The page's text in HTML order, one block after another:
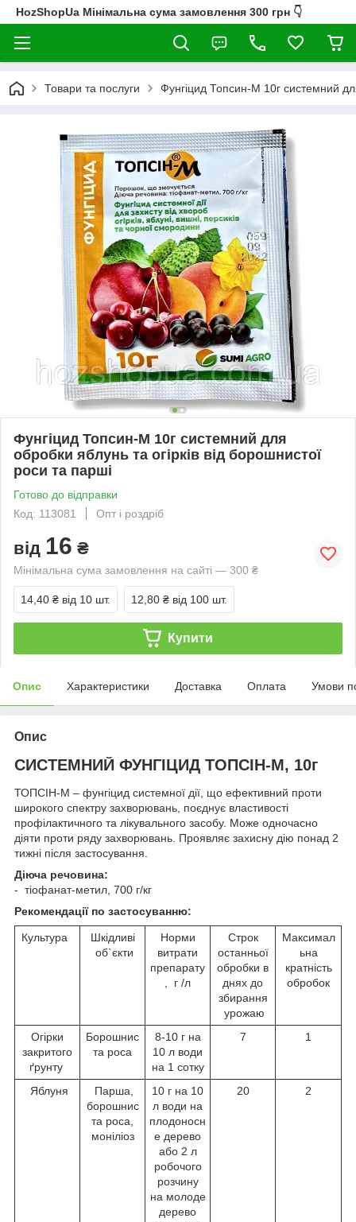
HozShopUa Мінімальна сума замовлення 300 грн 👇
Товари та послуги Фунгіцид Топсин-М 10г системний
Фунгіцид Топсин-М 10г системний для
обробки яблунь та огірків від борошнистої
роси та парші
Готово до відправки
Код: 113081
Опт і роздріб
від 16 ₴
Мінімальна сума замовлення на сайті — 300 ₴
14,40 ₴ від 10 шт. 12,80 ₴ від 100 шт.
Купити
Опис Характеристики Доставка Оплата Умови
Опис
СИСТЕМНИЙ ФУНГІЦИД ТОПСІН-М, 10г
ТОПСІН-М – фунгіцид системної дії, що ефективний проти
широкого спектру захворювань, поєднує властивості
профілактичного та лікувального засобу. Може одночасно
діяти проти ряду захворювань. Проявляє захисну дію понад 2
тижні після застосування.
Діюча речовина:
- тіофанат-метил, 700 г/кг
Рекомендації по застосуванню:
Культура
Шкідливі
об`єкти
Норми
витрати
препарату
, г /л
Строк
останньої
обробки в
днях до
збирання
урожаю
Максимал
ьна
кратність
обробок
Огірки
закритого
ґрунту
Борошнис
та роса
8-10 г на
10 л води
на 1 сотку
7 1
Яблуня
Парша,
борошнис
та роса,
моніліоз
10 г на 10
л води на
плодоносн
е дерево
або 2 л
робочого
розчину
на молоде
дерево
20 2